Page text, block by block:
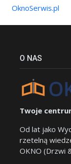
OknoSerwis.pl
O NAS
Twoje
Od lat jako
rzetelną
OKNO (Drzwi